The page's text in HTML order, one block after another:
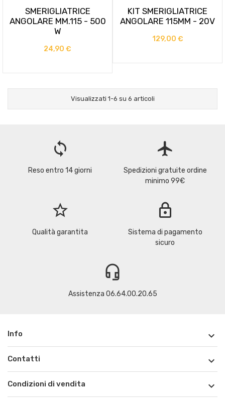
SMERIGLIATRICE
ANGOLARE MM.115 - 500
W
24,90 €
KIT SMERIGLIATRICE
ANGOLARE 115MM - 20V
129,00 €
Visualizzati 1-6 su 6 articoli
loop
Reso entro 14 giorni
flight
Spedizioni gratuite ordine
minimo 99€
star_border
Qualità garantita
lock
Sistema di pagamento
sicuro
headset_mic
Assistenza 06.64.00.20.65
Info 
Contatti 
Condizioni di vendita 